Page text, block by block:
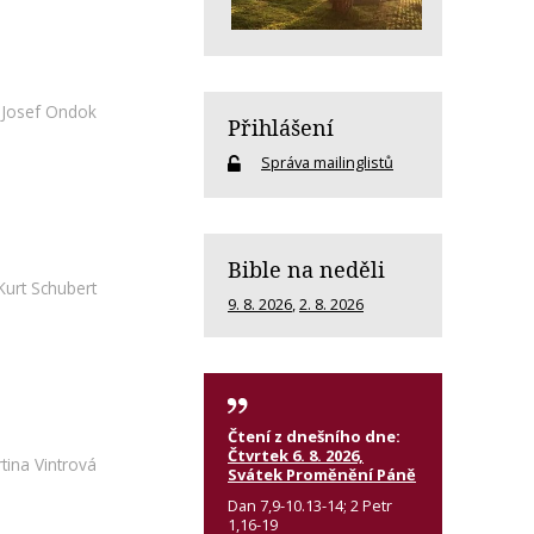
Josef Ondok
Schubert
Vintrová
Přihlášení
Správa mailinglistů
Bible na neděli
9. 8. 2026 2. 8. 2026
Čtení z dnešního dne:
Čtvrtek 6. 8. 2026,
Svátek Proměnění Páně
Dan 7,9-10.13-14; 2 Petr
1,16-19